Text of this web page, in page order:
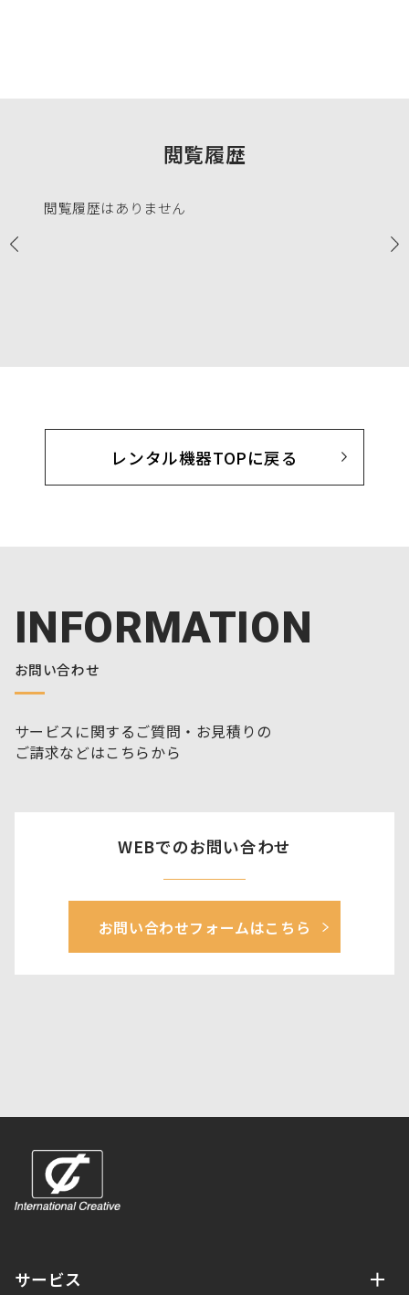
閲覧履歴
閲覧履歴はありません
レンタル機器TOPに戻る
INFORMATION
お問い合わせ
サービスに関するご質問・お見積りの
ご請求などはこちらから
WEBでのお問い合わせ
お問い合わせフォームはこちら
サービス